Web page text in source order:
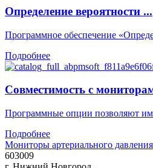
Определение вероятности ...
Программное обеспечение
Подробнее
Совместимость с
Программные опции позволяют
Подробнее
Мониторы артериального давления
603009